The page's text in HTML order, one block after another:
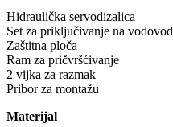
Hidraulička servodizalica
Set za priključivanje na vodovod
Zaštitna ploča
Ram za pričvršćivanje
2 vijka za razmak
Pribor za montažu
Materijal